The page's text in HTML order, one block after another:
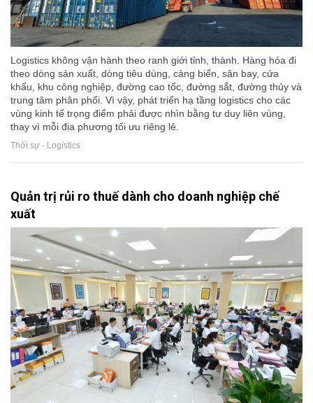
Logistics không vận hành theo ranh giới tỉnh, thành. Hàng hóa đi
theo dòng sản xuất, dòng tiêu dùng, cảng biển, sân bay, cửa
khẩu, khu công nghiệp, đường cao tốc, đường sắt, đường thủy và
trung tâm phân phối. Vì vậy, phát triển hạ tầng logistics cho các
vùng kinh tế trọng điểm phải được nhìn bằng tư duy liên vùng,
thay vì mỗi địa phương tối ưu riêng lẻ.
Thời sự - Logistics
Quản trị rủi ro thuế dành cho doanh nghiệp chế
xuất